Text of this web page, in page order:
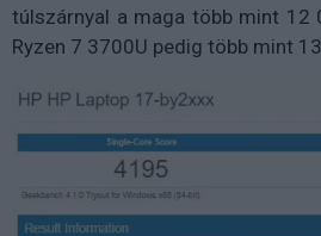
túlszárnyal a maga több mint 12
Ryzen 7 3700U pedig több mint